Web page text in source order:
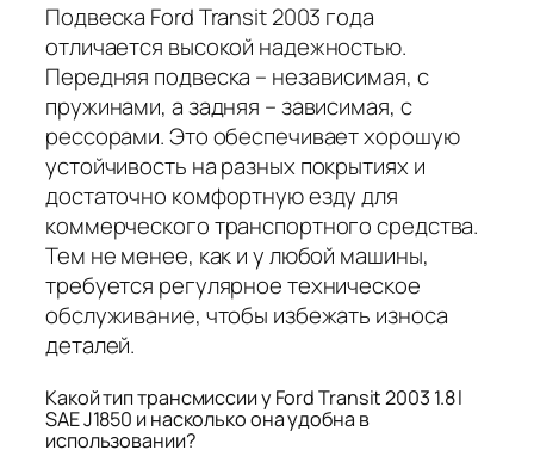
Подвеска Ford Transit 2003 года
отличается высокой надежностью.
Передняя подвеска – независимая, с
пружинами, а задняя – зависимая, с
рессорами. Это обеспечивает хорошую
устойчивость на разных покрытиях и
достаточно комфортную езду для
коммерческого транспортного средства.
Тем не менее, как и у любой машины,
требуется регулярное техническое
обслуживание, чтобы избежать износа
деталей.
Какой тип трансмиссии у Ford Transit 2003 1.8 l
SAE J1850 и насколько она удобна в
использовании?